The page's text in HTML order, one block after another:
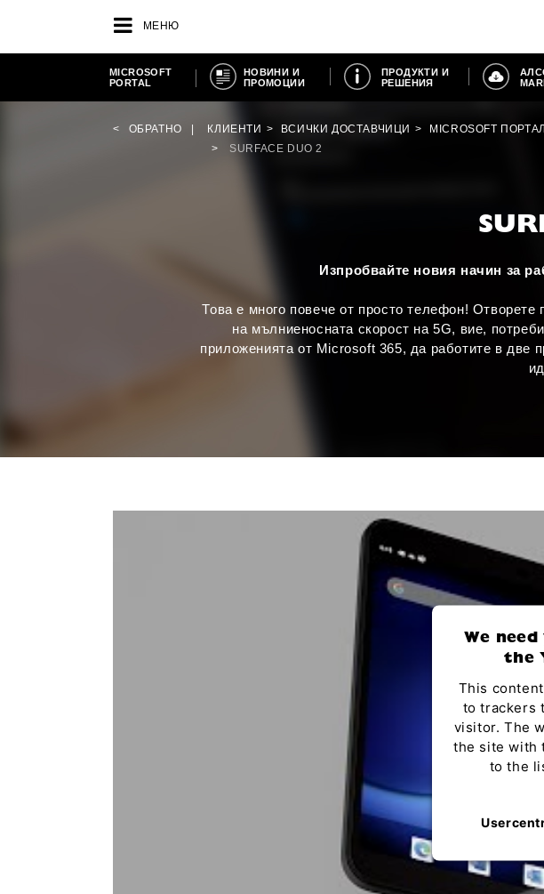
МЕНЮ
MICROSOFT
PORTAL
НОВИНИ И
ПРОМОЦИИ
ПРОДУКТИ И
РЕШЕНИЯ
ОБРАТНО КЛИЕНТИ ВСИЧКИ ДОСТАВЧИЦИ MICROSOFT ПОРТАЛ
SURFACE DUO 2
Изпробвайте новия начин за
Това е много повече от просто телефон! Отворете
на мълниеносната скорост на 5G, вие,
приложенията от Microsoft 365, да работите в две
We
the
This
to trackers
visitor. The
the site with
to the